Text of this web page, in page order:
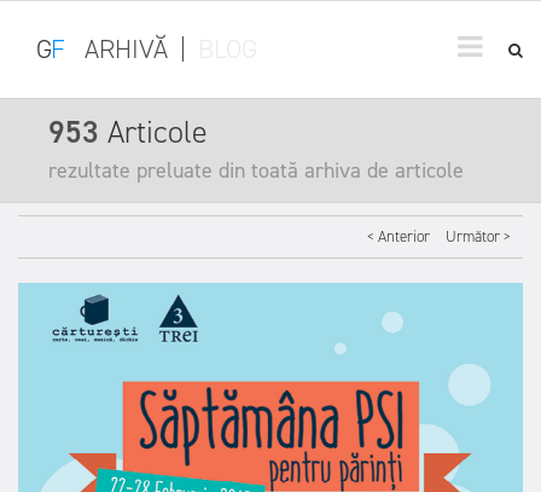
GF ARHIVĂ
953 Articole
rezultate preluate din toată arhiva de articole
< Anterior Următor >